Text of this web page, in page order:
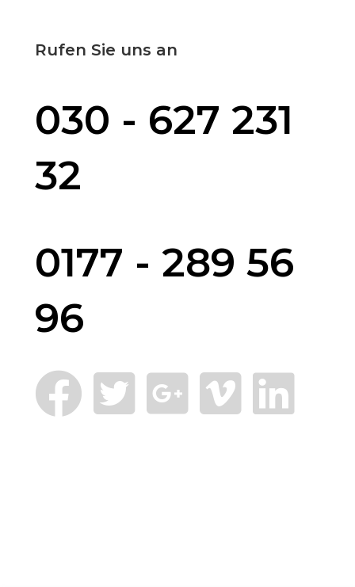
Rufen Sie uns an
030 - 627 231
32
0177 - 289 56
96